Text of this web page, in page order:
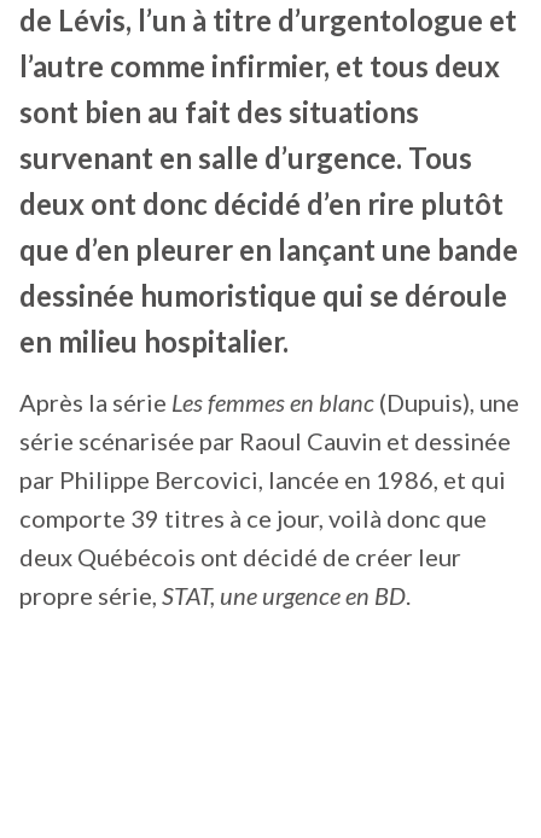
de Lévis, l’un à titre d’urgentologue et
l’autre comme infirmier, et tous deux
sont bien au fait des situations
survenant en salle d’urgence. Tous
deux ont donc décidé d’en rire plutôt
que d’en pleurer en lançant une bande
dessinée humoristique qui se déroule
en milieu hospitalier.
Après la série Les femmes en blanc (Dupuis), une
série scénarisée par Raoul Cauvin et dessinée
par Philippe Bercovici, lancée en 1986, et qui
comporte 39 titres à ce jour, voilà donc que
deux Québécois ont décidé de créer leur
propre série, STAT, une urgence en BD.